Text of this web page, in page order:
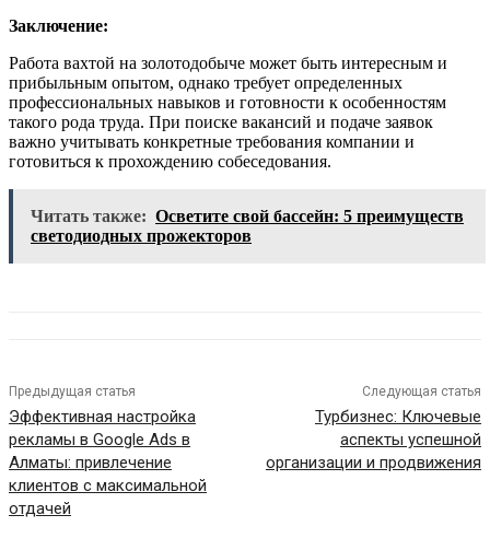
Заключение:
Работа вахтой на золотодобыче может быть интересным и
прибыльным опытом, однако требует определенных
профессиональных навыков и готовности к особенностям
такого рода труда. При поиске вакансий и подаче заявок
важно учитывать конкретные требования компании и
готовиться к прохождению собеседования.
Читать также: Осветите свой бассейн: 5 преимуществ
светодиодных прожекторов
Предыдущая статья
Эффективная настройка
рекламы в Google Ads в
Алматы: привлечение
клиентов с максимальной
отдачей
Следующая статья
Турбизнес: Ключевые
аспекты успешной
организации и продвижения